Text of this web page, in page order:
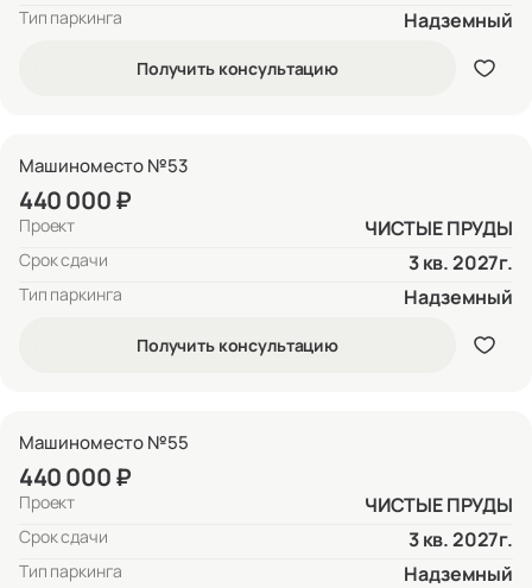
Тип паркинга Надземный
Получить консультацию
Машиноместо №53
440 000 ₽
Проект ЧИСТЫЕ ПРУДЫ
Срок сдачи 3 кв. 2027г.
Тип паркинга Надземный
Получить консультацию
Машиноместо №55
440 000 ₽
Проект ЧИСТЫЕ ПРУДЫ
Срок сдачи 3 кв. 2027г.
Тип паркинга Надземный